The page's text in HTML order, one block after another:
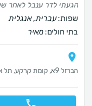
שפות:עברית, אנגלית
בתי חולים:מאיר
הברזל 9א, קומת קרקע, תל אביב